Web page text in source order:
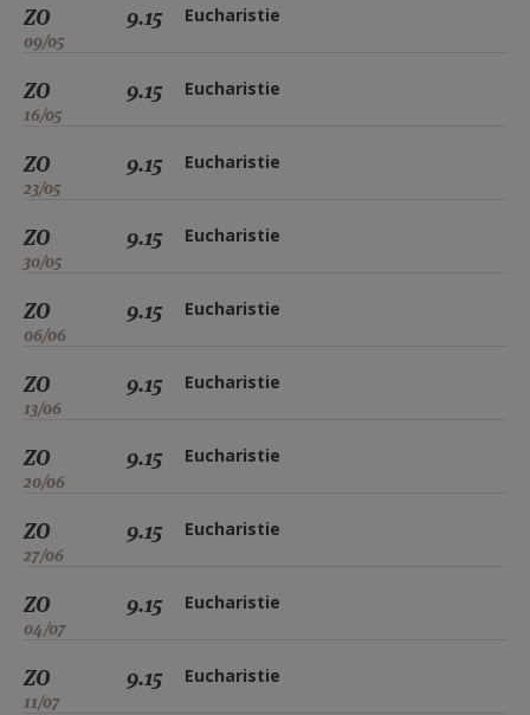
ZO
09/05
9.15 Eucharistie
ZO
16/05
9.15 Eucharistie
ZO
23/05
9.15 Eucharistie
ZO
30/05
9.15 Eucharistie
ZO
06/06
9.15 Eucharistie
ZO
13/06
9.15 Eucharistie
ZO
20/06
9.15 Eucharistie
ZO
27/06
9.15 Eucharistie
ZO
04/07
9.15 Eucharistie
ZO
11/07
9.15 Eucharistie